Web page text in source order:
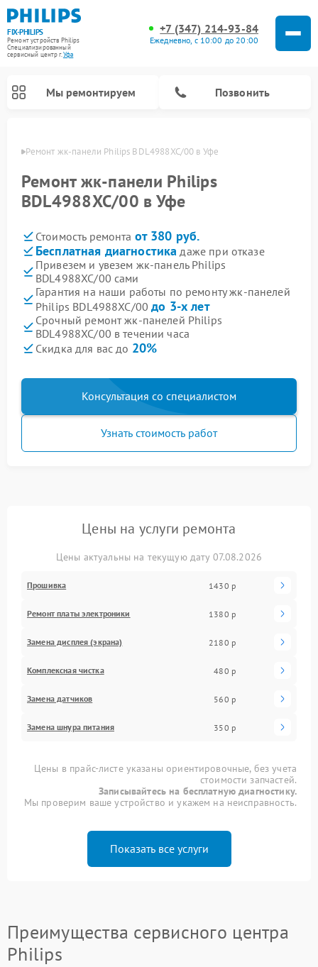
FIX-PHILIPS
Ремонт устройств Philips
Специализированный
cервисный центр г.Уфа
+7 (347) 214-93-84
Ежедневно, с 10:00 до 20:00
Мы ремонтируем Позвонить
Ремонт жк-панели Philips BDL4988XC/00 в Уфе
Ремонт жк-панели Philips
BDL4988XC/00 в Уфе
Стоимость ремонта от 380 руб.
Бесплатная диагностика даже при отказе
Привезем и увезем жк-панель Philips
BDL4988XC/00 сами
Гарантия на наши работы по ремонту жк-панелей
Philips BDL4988XC/00до 3-х лет
Срочный ремонт жк-панелей Philips
BDL4988XC/00 в течении часа
Скидка для вас до 20%
Консультация со специалистом
Узнать стоимость работ
Цены на услуги ремонта
Цены актуальны на текущую дату 07.08.2026
Прошивка 1430 р
Ремонт платы электроники 1380 р
Замена дисплея (экрана) 2180 р
Комплексная чистка 480 р
Замена датчиков 560 р
Замена шнура питания 350 р
Цены в прайс-листе указаны ориентировочные, без учета
стоимости запчастей.
Записывайтесь на бесплатную диагностику.
Мы проверим ваше устройство и укажем на неисправность.
Показать все услуги
Преимущества сервисного центра
Philips